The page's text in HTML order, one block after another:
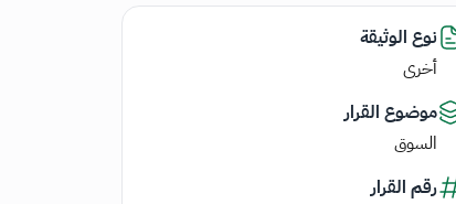
نوع الوثيقة
أخرى
موضوع القرار
السوق
رقم القرار